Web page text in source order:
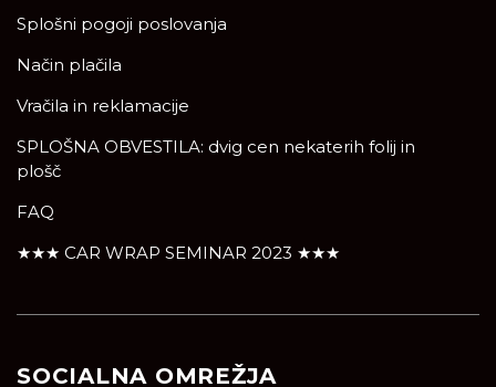
Splošni pogoji poslovanja
Način plačila
Vračila in reklamacije
SPLOŠNA OBVESTILA: dvig cen nekaterih folij in
plošč
FAQ
★★★ CAR WRAP SEMINAR 2023 ★★★
SOCIALNA OMREŽJA